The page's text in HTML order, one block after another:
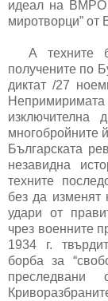
идеал на ВМРО
миротворци” от
А техните
получените по
диктат /27
изключителна
многобройните
Българската
незавидна
техните
без да изменят
удари от
чрез военните
1934 г.
борба за
преследвани